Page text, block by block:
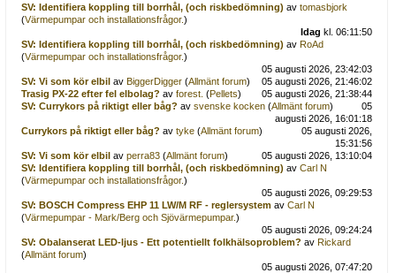
SV: Identifiera koppling till borrhål, (och riskbedömning) av tomasbjork
(Värmepumpar och installationsfrågor.)
Idag kl. 06:11:50
SV: Identifiera koppling till borrhål, (och riskbedömning) av RoAd
(Värmepumpar och installationsfrågor.)
05 augusti 2026, 23:42:03
SV: Vi som kör elbilav BiggerDigger(Allmänt forum)
05 augusti 2026, 21:46:02
Trasig PX-22 efter fel elbolag? av forest. (Pellets)
05 augusti 2026, 21:38:44
SV: Currykors på riktigt eller båg? av svenske kocken(Allmänt forum)
05
augusti 2026, 16:01:18
Currykors på riktigt eller båg? av tyke(Allmänt forum)
05 augusti 2026,
15:31:56
SV: Vi som kör elbilav perra83(Allmänt forum)
05 augusti 2026, 13:10:04
SV: Identifiera koppling till borrhål, (och riskbedömning) av Carl N
(Värmepumpar och installationsfrågor.)
05 augusti 2026, 09:29:53
SV: BOSCH Compress EHP 11 LW/M RF - reglersystemav Carl N
(Värmepumpar - Mark/Berg och Sjövärmepumpar.)
05 augusti 2026, 09:24:24
SV: Obalanserat LED-ljus - Ett potentiellt folkhälsoproblem? av Rickard
(Allmänt forum)
05 augusti 2026, 07:47:20